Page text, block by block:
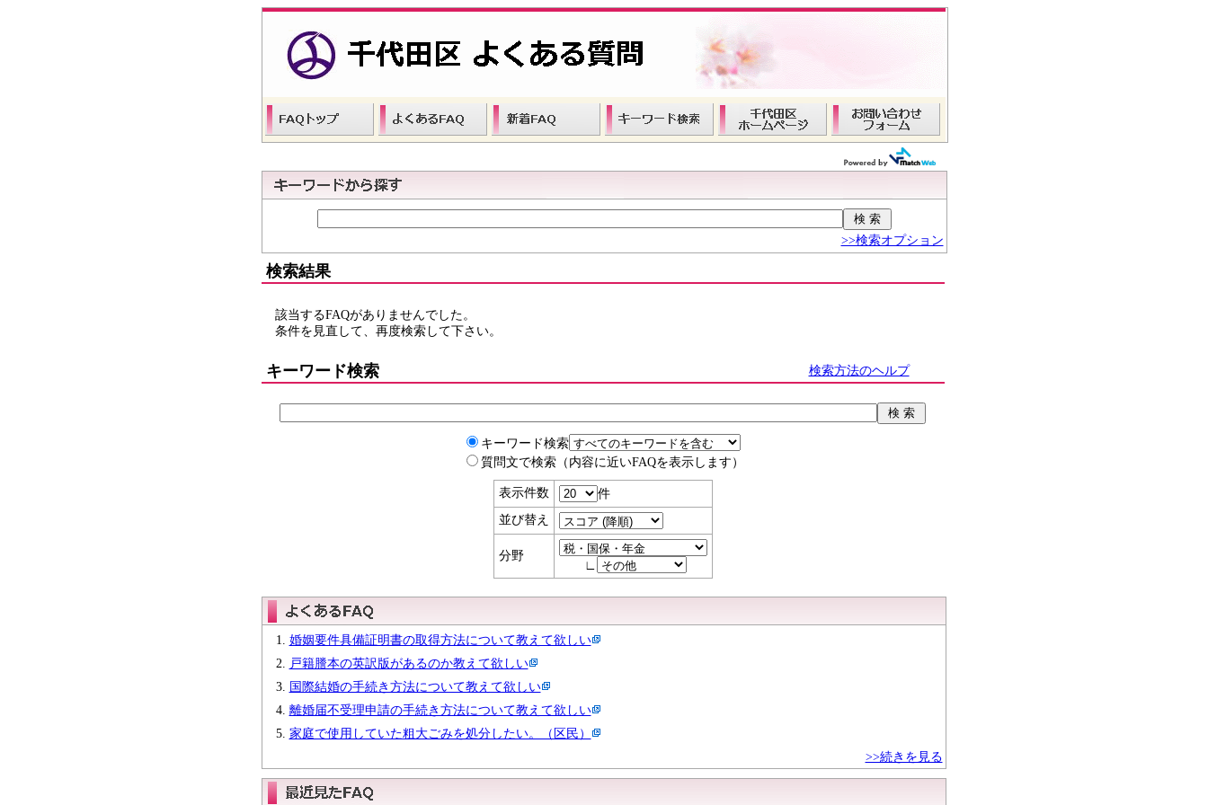
>>検索オプション
検索結果
該当するFAQがありませんでした。
条件を見直して、再度検索して下さい。
キーワード検索 検索方法のヘルプ
キーワード検索
質問文で検索（内容に近いFAQを表示します）
表示件数
件
並び替え
分野
∟
婚姻要件具備証明書の取得方法について教えて欲しい
戸籍謄本の英訳版があるのか教えて欲しい
国際結婚の手続き方法について教えて欲しい
離婚届不受理申請の手続き方法について教えて欲しい
家庭で使用していた粗大ごみを処分したい。（区民）
>>続きを見る